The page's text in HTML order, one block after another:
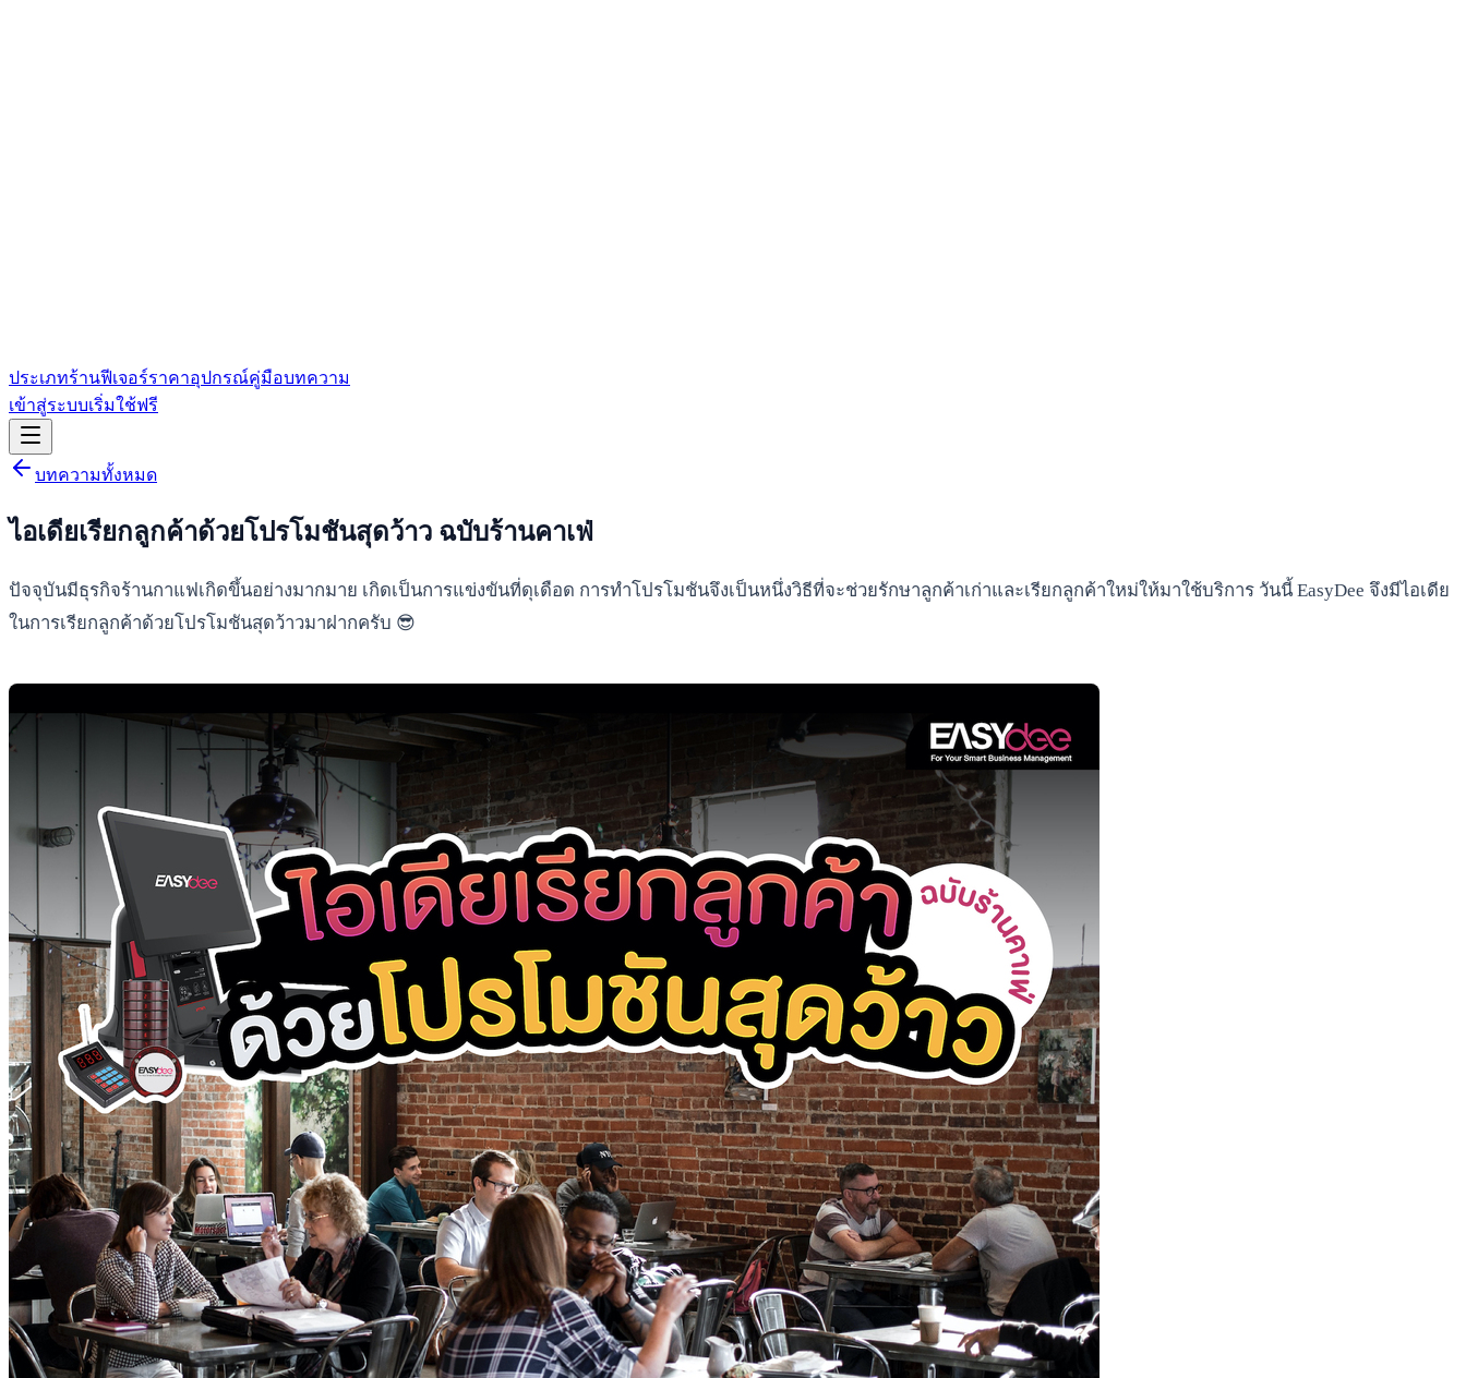
ประเภทร้านฟีเจอร์ราคาอุปกรณ์คู่มือบทความ
เข้าสู่ระบบเริ่มใช้ฟรี
บทความทั้งหมด
ไอเดียเรียกลูกค้าด้วยโปรโมชันสุดว้าว ฉบับร้านคาเฟ่
ปัจจุบันมีธุรกิจร้านกาแฟเกิดขึ้นอย่างมากมาย เกิดเป็นการแข่งขันที่ดุเดือด การทำโปรโมชันจึงเป็นหนึ่งวิธีที่จะช่วยรักษาลูกค้าเก่าและเรียกลูกค้าใหม่ให้มาใช้บริการ วันนี้ EasyDee จึงมีไอเดีย
ในการเรียกลูกค้าด้วยโปรโมชันสุดว้าวมาฝากครับ 😎